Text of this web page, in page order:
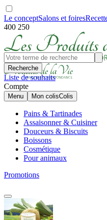
Le conceptSalons et foires
400 250
Recherche
Liste de souhaits
Compte
Menu Mon colisColis
Pains & Tartinades
Assaisonner & Cuisiner
Douceurs & Biscuits
Boissons
Cosmétique
Pour animaux
Promotions